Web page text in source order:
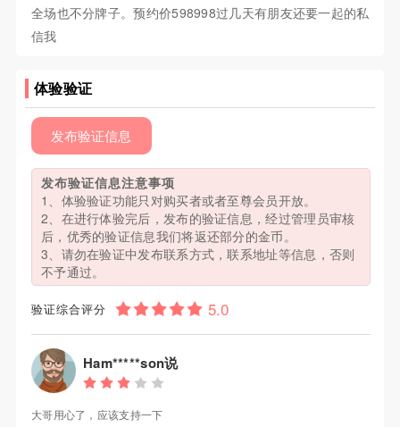
全场也不分牌子。预约价598998过几天有朋友还要一起的私
信我
体验验证
发布验证信息
发布验证信息注意事项
1、体验验证功能只对购买者或者至尊会员开放。
2、在进行体验完后，发布的验证信息，经过管理员审核
后，优秀的验证信息我们将返还部分的金币。
3、请勿在验证中发布联系方式，联系地址等信息，否则
不予通过。
验证综合评分
Ham*****son说
大哥用心了，应该支持一下